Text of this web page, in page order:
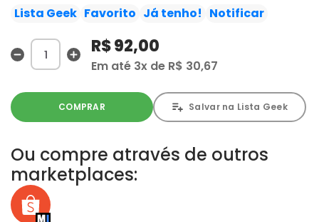
é outro. Depois, a equipe viaja para a Rússia, onde seus
organizado, em uma grande conspiração que ameaça
sair mortalmente de controle. Ainda bem que os nossos
Este volume reúne The Boys # 07 a 14.
Lista Geek Favorito Já tenho! Notificar
R$ 92,00
Em até 3x de R$ 30,67
COMPRAR Salvar na Lista Geek
Ou compre através de outros
marketplaces: